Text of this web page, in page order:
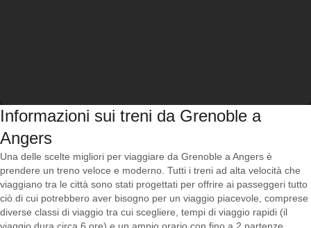
Informazioni sui treni da Grenoble a
Angers
Una delle scelte migliori per viaggiare da Grenoble a Angers è
prendere un treno veloce e moderno. Tutti i treni ad alta velocità che
viaggiano tra le città sono stati progettati per offrire ai passeggeri tutto
ciò di cui potrebbero aver bisogno per un viaggio piacevole, comprese
diverse classi di viaggio tra cui scegliere, tempi di viaggio rapidi (il